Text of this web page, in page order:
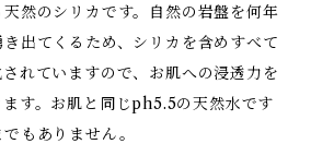
然のシリカです。自然の岩盤を何年
出てくるため、シリカを含めすべて
れていますので、お肌への浸透力を
す。お肌と同じph5.5の天然水です
もありません。